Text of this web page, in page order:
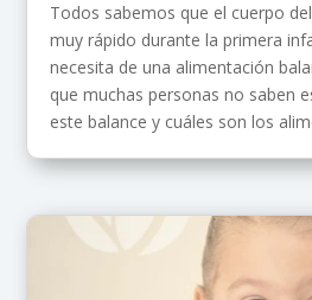
Todos sabemos que el cuerpo
muy rápido durante la primera
necesita de una alimentación
que muchas personas no saben
este balance y cuáles son los